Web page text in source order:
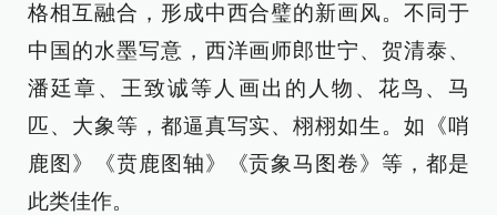
格相互融合，形成中西合璧的新画风。不同于
中国的水墨写意，西洋画师郎世宁、贺清泰、
潘廷章、王致诚等人画出的人物、花鸟、马
匹、大象等，都逼真写实、栩栩如生。如《哨
鹿图》《贲鹿图轴》《贡象马图卷》等，都是
此类佳作。